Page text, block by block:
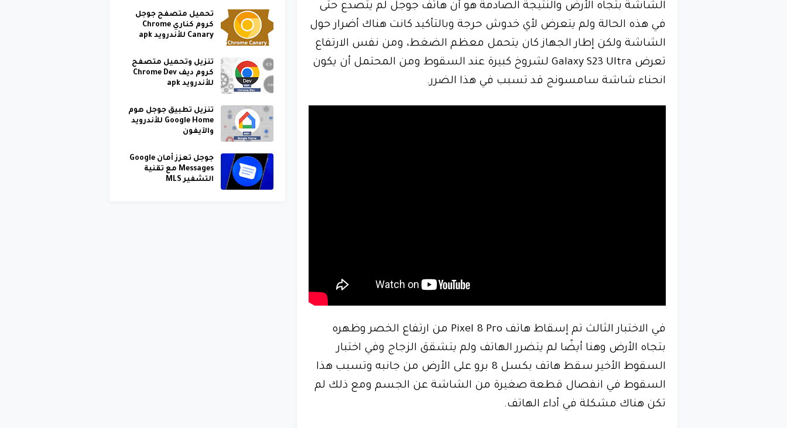
الشاشة بتجاه الأرض والنتيجة الصادمة هو أن هاتف جوجل لم يتصدع حتى
في هذه الحالة ولم يتعرض لأي خدوش حرجة وبالتأكيد كانت هناك أضرار حول
الشاشة ولكن إطار الجهاز كان يتحمل معظم الضغط، ومن نفس الارتفاع
تعرض Galaxy S23 Ultra لشروخ كبيرة عند السقوط ومن المحتمل أن يكون
انحناء شاشة سامسونج قد تسبب في هذا الضرر.
في الاختبار الثالث تم إسقاط هاتف Pixel 8 Pro من ارتفاع الخصر وظهره
بتجاه الأرض وهنا أيضًا لم يتضرر الهاتف ولم يتشقق الزجاج وفي اختبار
السقوط الأخير سقط هاتف بكسل 8 برو على الأرض من جانبه وتسبب هذا
السقوط في انفصال قطعة صغيرة من الشاشة عن الجسم ومع ذلك لم
تكن هناك مشكلة في أداء الهاتف.
تحميل متصفح جوجل
كروم كناري Chrome
Canary للأندرويد apk
تنزيل وتحميل متصفح
كروم ديف Chrome Dev
للأندرويد apk
تنزيل تطبيق جوجل هوم
Google Home للأندرويد
والآيفون
جوجل تعزز أمان Google
Messages مع تقنية
التشفير MLS